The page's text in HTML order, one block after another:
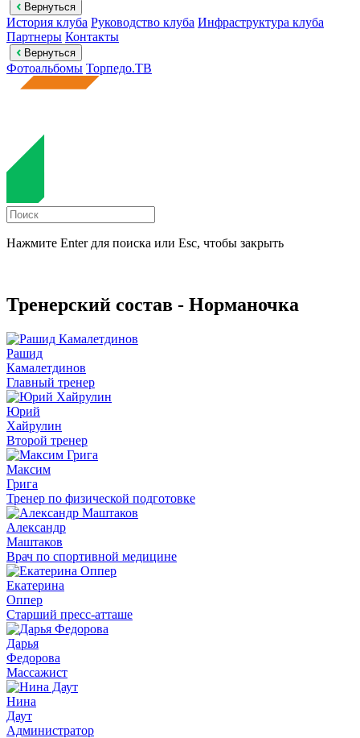
Вернуться
История клуба Руководство клуба Инфраструктура клуба
Партнеры Контакты
Вернуться
Фотоальбомы Торпедо.ТВ
Нажмите Enter для поиска или Esc, чтобы закрыть
Тренерский состав - Норманочка
Рашид
Камалетдинов
Главный тренер
Юрий
Хайрулин
Второй тренер
Максим
Грига
Тренер по физической подготовке
Александр
Маштаков
Врач по спортивной медицине
Екатерина
Оппер
Старший пресс-атташе
Дарья
Федорова
Массажист
Нина
Даут
Администратор